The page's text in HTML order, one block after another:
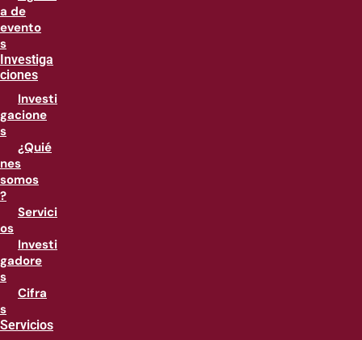
a de
evento
s
Investiga
ciones
Investi
gacione
s
¿Quié
nes
somos
?
Servici
os
Investi
gadore
s
Cifra
s
Servicios